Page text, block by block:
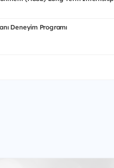
Deneyim Programı